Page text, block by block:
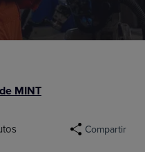
MINT
Compartir